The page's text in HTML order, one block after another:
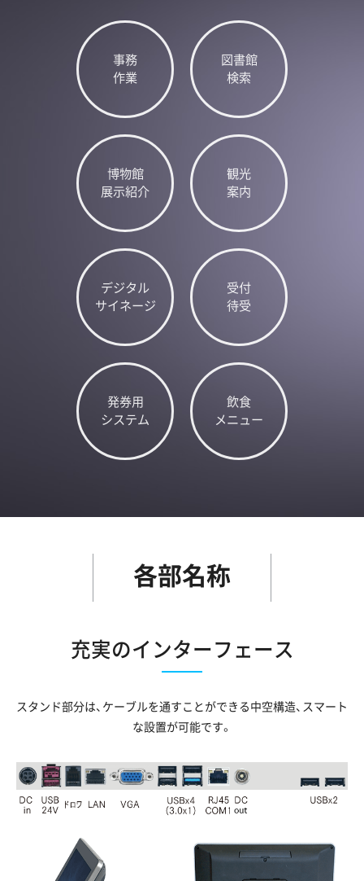
事務
作業
図書館
検索
博物館
展示紹介
観光
案内
デジタル
サイネージ
受付
待受
発券用
システム
飲食
メニュー
各部名称
充実のインターフェース
スタンド部分は、ケーブルを通すことができる中空構造、スマート
な設置が可能です。